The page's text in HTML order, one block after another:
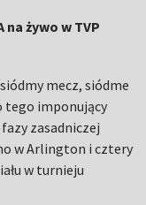
żywo w TVP
mecz, siódme
tego imponujący
zasadniczej
w Arlington i cztery
w turnieju